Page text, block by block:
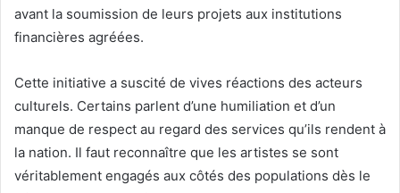
avant la soumission de leurs projets aux institutions
financières agréées.
Cette initiative a suscité de vives réactions des acteurs
culturels. Certains parlent d’une humiliation et d’un
manque de respect au regard des services qu’ils rendent à
la nation. Il faut reconnaître que les artistes se sont
véritablement engagés aux côtés des populations dès le